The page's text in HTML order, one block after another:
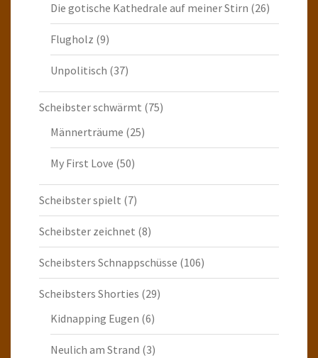
Die gotische Kathedrale auf meiner Stirn (26)
Flugholz (9)
Unpolitisch (37)
Scheibster schwärmt (75)
Männerträume (25)
My First Love (50)
Scheibster spielt (7)
Scheibster zeichnet (8)
Scheibsters Schnappschüsse (106)
Scheibsters Shorties (29)
Kidnapping Eugen (6)
Neulich am Strand (3)